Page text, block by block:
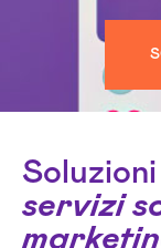
servizi